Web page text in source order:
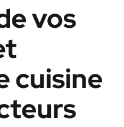
vos
cuisine